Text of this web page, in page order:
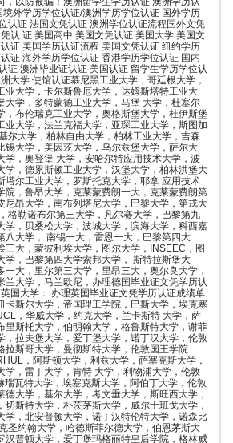
外学历学位认证/澳洲学历学位认证 国外学历
认证 法国文凭认证 澳洲学位认证流程国外文凭
认 证 美国高中 美国文凭认证 美国大学 美国文
证 美国学历认证流程 美国文凭认证 纽约学历
证 海外学历学位认证 香港学历学位认证 国内
证 澳洲毕业证认证 美国认证 留学生学历学位认
大学 使馆认证慕尼黑工业大学，哥廷根大学，
业大学，卡尔斯鲁厄大学，达姆斯塔特工业大
大学，多特蒙德工业大学，马堡 大学，杜塞尔
，布伦瑞克工业大学，奥格斯堡大学，杜伊斯堡
业大学，法兰克福大学，亚琛工业大学，斯图加
尔大学，柏林自由大学，柏林工业大学，吉森
锡大学，美因茨大学，乌尔兹堡大学，萨尔大
学，奥登堡 大学，安哈尔特应用技术大学，波
学，德累斯顿工业大学，汉堡大学，柏林洪堡大
塔尔工业大学，罗斯托克大学，耶拿 应用技术
院，鲁昂大学，克莱蒙费朗一大，克莱蒙费朗第
尼昂大学，南布列塔尼大学，巴黎大学，第戎大
格勒诺布尔第三大学，凡尔赛大学，巴黎第九
学，贝桑松大学，波城大学，滨海大学，科西嘉
八大学， 南锡一大，雷恩一大，巴黎第四大
三大，蒙彼利埃大学，图尔大学，INSEEC，图
学，巴黎第四大学索邦大学， 斯特拉斯堡大
一大，里尔第三大学，里昂三大，奥尔良大学，
兰大学，马兰欧尼，办理德国毕业证文凭学历认
国大学： 办理英国毕业证文凭学历认证成绩单
卡斯尔大学，帝国理工学院，巴斯大学，埃克塞
，华威大学，约克大学，兰卡斯特 大学，萨
里斯托大学，伯明翰大学，格鲁斯特大学，谢菲
，拉夫堡大学，爱丁堡大学，诺丁汉大学，伦敦
拉斯哥大学，曼彻斯特大学，伦敦国王学院
，阿斯顿大学，利兹大学，萨塞克斯大学，
学，雷丁大学，肯特 大学，利物浦大学，伦敦
瑞瓦特大学，埃塞克斯大学，阿伯丁大学，伦敦
德大学，基尔大学，考文垂大学，斯旺西大学，
切斯特大学，朴茨茅斯大学，威尔士班戈大学，
学，北安普顿大学，诺丁汉特伦特大学，诺森比
圣约翰大学，哈德斯菲尔德大学，伯恩茅斯大
汉普顿大学，爱丁堡玛格丽特皇后学院，格林威